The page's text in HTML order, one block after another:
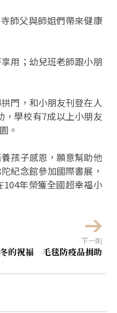
師父與師姐們帶來健康
用；幼兒班老師跟小朋
門，和小朋友刊登在人
，學校有7成以上小朋友
。
孩子感恩，願意幫助他
紀念館參加國際書展，
年榮獲全國超幸福小
下一則
的祝福 毛毯防疫品捐助